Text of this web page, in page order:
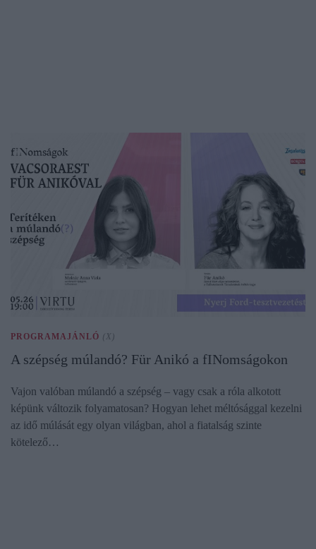
PROGRAMAJÁNLÓ (X)
A szépség múlandó? Für Anikó a fINomságokon
Vajon valóban múlandó a szépség – vagy csak a róla alkotott
képünk változik folyamatosan? Hogyan lehet méltósággal kezelni
az idő múlását egy olyan világban, ahol a fiatalság szinte
kötelező…